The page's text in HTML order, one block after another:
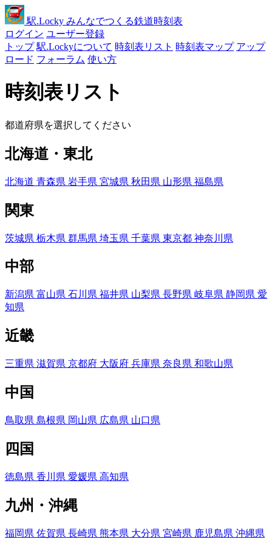
駅.Locky みんなでつくる鉄道時刻表
ログイン ユーザー登録
トップ 駅.Lockyについて 時刻表リスト 時刻表マップ アップ
ロード フォーラム 使い方
時刻表リスト
都道府県を選択してください
北海道・東北
北海道 青森県 岩手県 宮城県 秋田県 山形県 福島県
関東
茨城県 栃木県 群馬県 埼玉県 千葉県 東京都 神奈川県
中部
新潟県 富山県 石川県 福井県 山梨県 長野県 岐阜県 静岡県 愛
知県
近畿
三重県 滋賀県 京都府 大阪府 兵庫県 奈良県 和歌山県
中国
鳥取県 島根県 岡山県 広島県 山口県
四国
徳島県 香川県 愛媛県 高知県
九州・沖縄
福岡県 佐賀県 長崎県 熊本県 大分県 宮崎県 鹿児島県 沖縄県